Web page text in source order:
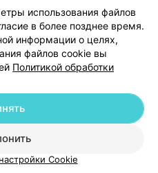
Публичный договор
Способы оплаты
Партнеры
103.by
поддержку
cookie
использования файлов
в более позднее время.
информации о целях,
файлов cookie вы
Политикой обработки
Cookie